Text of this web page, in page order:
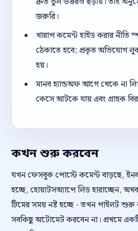
জরুরি।
খারাপ কমেন্ট হাইড করার নীতি
ঠেকাতে হবে; প্রকৃত অভিযোগ
হয়।
মানব হ্যান্ডঅফ আগে থেকে না
কেসে আটকে যায় এবং গ্রাহক
কখন শুরু করবেন
যখন ফেসবুক পোস্টে কমেন্ট বাড়ছে,
হচ্ছে, হোয়াটসঅ্যাপে লিড হারাচ্ছেন,
টিমের সময় নষ্ট হচ্ছে - তখন পাইলট
সবকিছু অটোমেট করবেন না। প্রথমে